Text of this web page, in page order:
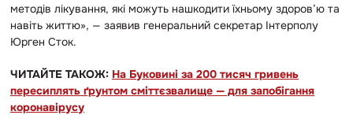
методів лікування, які можуть нашкодити їхньому здоров’ю та
навіть життю», — заявив генеральний секретар Інтерполу
Юрген Сток.
ЧИТАЙТЕ ТАКОЖ: На Буковині за 200 тисяч гривень
пересиплять ґрунтом сміттєзвалище — для запобігання
коронавірусу